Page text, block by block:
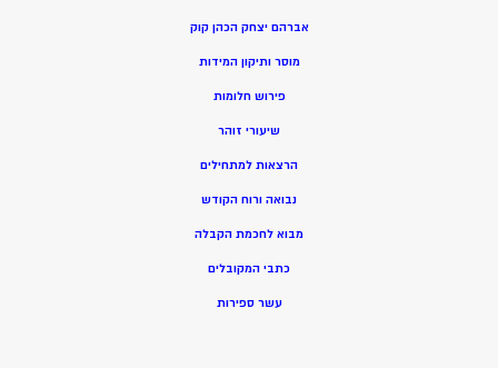
אברהם יצחק הכהן קוק
מוסר ותיקון המידות
פירוש חלומות
שיעורי זוהר
הרצאות למתחילים
נבואה ורוח הקודש
מבוא לחכמת הקבלה
כתבי המקובלים
עשר ספירות